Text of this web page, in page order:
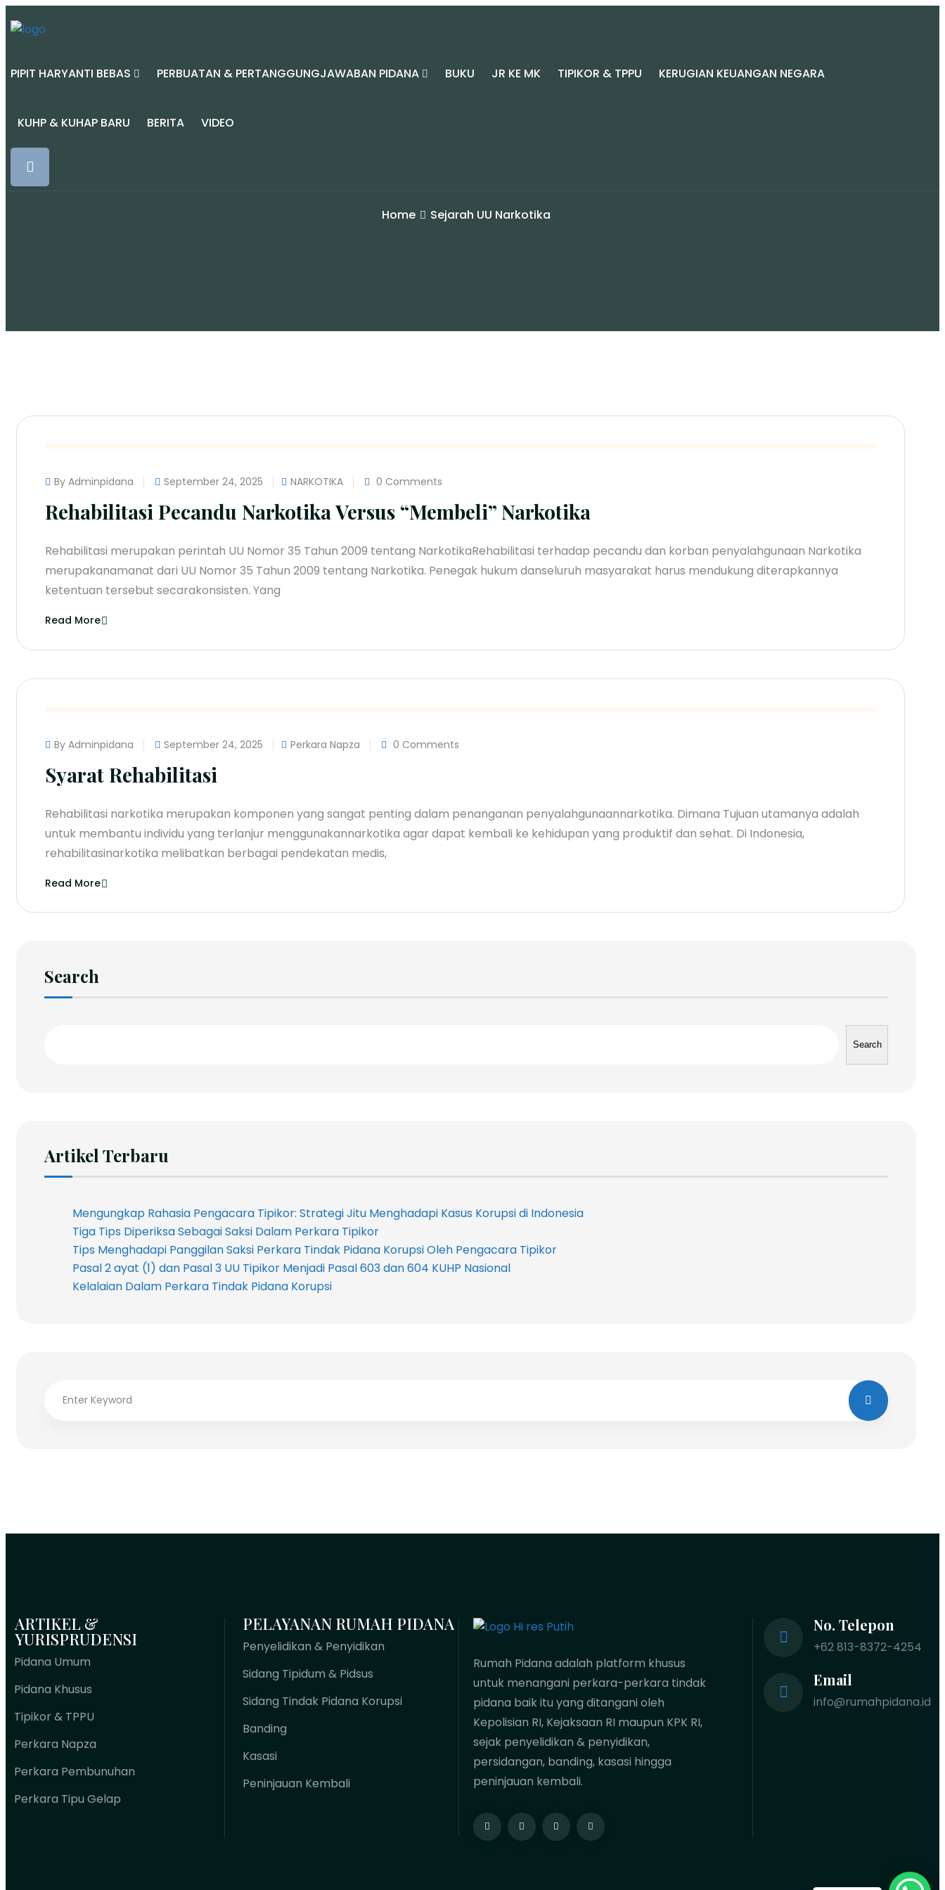
PIPIT HARYANTI BEBAS PERBUATAN & PERTANGGUNGJAWABAN PIDANA BUKU JR KE MK TIPIKOR & TPPU KERUGIAN KEUANGAN NEGARA
KUHP & KUHAP BARU BERITA VIDEO
Home Sejarah UU Narkotika
By Adminpidana September 24, 2025 NARKOTIKA 0 Comments
Rehabilitasi Pecandu Narkotika Versus “Membeli” Narkotika
Rehabilitasi merupakan perintah UU Nomor 35 Tahun 2009 tentang NarkotikaRehabilitasi terhadap pecandu dan korban penyalahgunaan Narkotika
merupakanamanat dari UU Nomor 35 Tahun 2009 tentang Narkotika. Penegak hukum danseluruh masyarakat harus mendukung diterapkannya
ketentuan tersebut secarakonsisten. Yang
Read More
By Adminpidana September 24, 2025 Perkara Napza 0 Comments
Syarat Rehabilitasi
Rehabilitasi narkotika merupakan komponen yang sangat penting dalam penanganan penyalahgunaannarkotika. Dimana Tujuan utamanya adalah
untuk membantu individu yang terlanjur menggunakannarkotika agar dapat kembali ke kehidupan yang produktif dan sehat. Di Indonesia,
rehabilitasinarkotika melibatkan berbagai pendekatan medis,
Read More
Search
Search
Artikel Terbaru
Mengungkap Rahasia Pengacara Tipikor: Strategi Jitu Menghadapi Kasus Korupsi di Indonesia
Tiga Tips Diperiksa Sebagai Saksi Dalam Perkara Tipikor
Tips Menghadapi Panggilan Saksi Perkara Tindak Pidana Korupsi Oleh Pengacara Tipikor
Pasal 2 ayat (1) dan Pasal 3 UU Tipikor Menjadi Pasal 603 dan 604 KUHP Nasional
Kelalaian Dalam Perkara Tindak Pidana Korupsi
ARTIKEL &
YURISPRUDENSI
Pidana Umum
Pidana Khusus
Tipikor & TPPU
Perkara Napza
Perkara Pembunuhan
Perkara Tipu Gelap
PELAYANAN RUMAH PIDANA
Penyelidikan & Penyidikan
Sidang Tipidum & Pidsus
Sidang Tindak Pidana Korupsi
Banding
Kasasi
Peninjauan Kembali
Rumah Pidana adalah platform khusus
untuk menangani perkara-perkara tindak
pidana baik itu yang ditangani oleh
Kepolisian RI, Kejaksaan RI maupun KPK RI,
sejak penyelidikan & penyidikan,
persidangan, banding, kasasi hingga
peninjauan kembali.
No. Telepon
+62 813-8372-4254
Email
info@rumahpidana.id